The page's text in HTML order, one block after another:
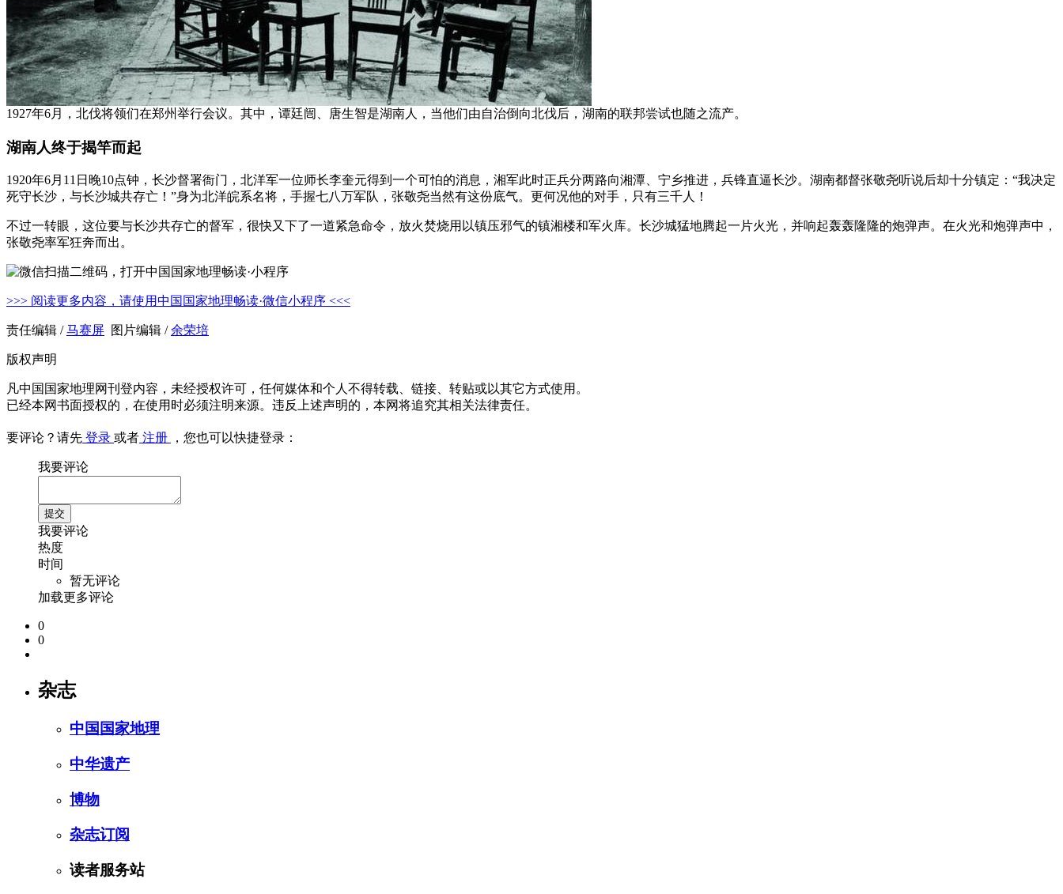
1927年6月，北伐将领们在郑州举行会议。其中，谭廷闿、唐生智是湖南人，当他们由自治倒向北伐后，湖南的联邦尝试也随之流产。
湖南人终于揭竿而起
1920年6月11日晚10点钟，长沙督署衙门，北洋军一位师长李奎元得到一个可怕的消息，湘军此时正兵分两路向湘潭、宁乡推进，兵锋直逼长沙。湖南都督张敬尧听说后却十分镇定：“我决定
死守长沙，与长沙城共存亡！”身为北洋皖系名将，手握七八万军队，张敬尧当然有这份底气。更何况他的对手，只有三千人！
不过一转眼，这位要与长沙共存亡的督军，很快又下了一道紧急命令，放火焚烧用以镇压邪气的镇湘楼和军火库。长沙城猛地腾起一片火光，并响起轰轰隆隆的炮弹声。在火光和炮弹声中，
张敬尧率军狂奔而出。
>>> 阅读更多内容，请使用中国国家地理畅读·微信小程序 <<<
责任编辑 /马赛屏 图片编辑 /余荣培
版权声明
凡中国国家地理网刊登内容，未经授权许可，任何媒体和个人不得转载、链接、转贴或以其它方式使用。
已经本网书面授权的，在使用时必须注明来源。违反上述声明的，本网将追究其相关法律责任。
要评论？请先 登录 或者 注册 ，您也可以快捷登录：
我要评论
我要评论
热度
时间
暂无评论
加载更多评论
0
0
杂志
中国国家地理
中华遗产
博物
杂志订阅
读者服务站